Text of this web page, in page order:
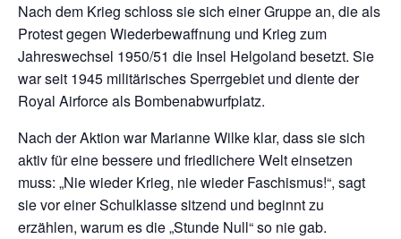
Nach dem Krieg schloss sie sich einer Gruppe an, die als
Protest gegen Wiederbewaffnung und Krieg zum
Jahreswechsel 1950/51 die Insel Helgoland besetzt. Sie
war seit 1945 militärisches Sperrgebiet und diente der
Royal Airforce als Bombenabwurfplatz.
Nach der Aktion war Marianne Wilke klar, dass sie sich
aktiv für eine bessere und friedlichere Welt einsetzen
muss: „Nie wieder Krieg, nie wieder Faschismus!“, sagt
sie vor einer Schulklasse sitzend und beginnt zu
erzählen, warum es die „Stunde Null“ so nie gab.